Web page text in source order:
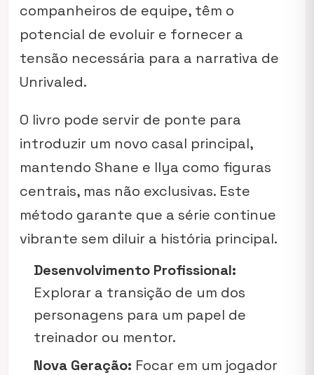
companheiros de equipe, têm o
potencial de evoluir e fornecer a
tensão necessária para a narrativa de
Unrivaled.
O livro pode servir de ponte para
introduzir um novo casal principal,
mantendo Shane e Ilya como figuras
centrais, mas não exclusivas. Este
método garante que a série continue
vibrante sem diluir a história principal.
Desenvolvimento Profissional:
Explorar a transição de um dos
personagens para um papel de
treinador ou mentor.
Nova Geração: Focar em um jogador